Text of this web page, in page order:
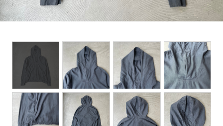
BOTTOMS
DESIGNERS ARCHIVES